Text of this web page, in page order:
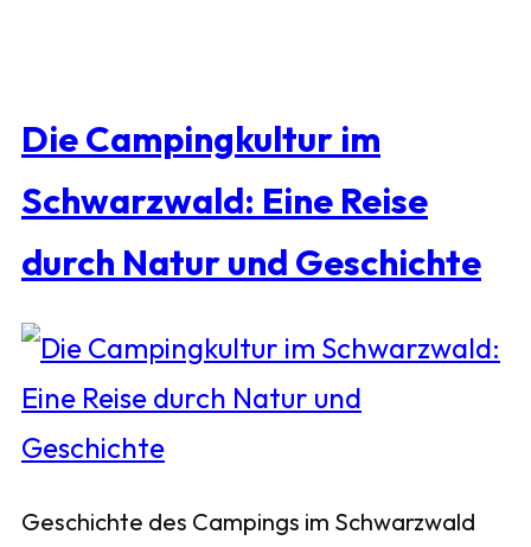
Die Campingkultur im
Schwarzwald: Eine Reise
durch Natur und Geschichte
Geschichte des Campings im Schwarzwald